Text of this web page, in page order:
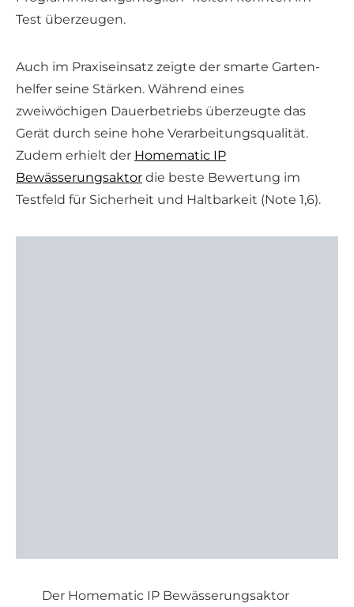
Test überzeugen.
Auch im Praxiseinsatz zeigte der smarte Garten-
helfer seine Stärken. Während eines
zweiwöchigen Dauerbetriebs überzeugte das
Gerät durch seine hohe Verarbeitungsqualität.
Zudem erhielt der Homematic IP
Bewässerungsaktor die beste Bewertung im
Testfeld für Sicherheit und Haltbarkeit (Note 1,6).
Der Homematic IP Bewässerungsaktor